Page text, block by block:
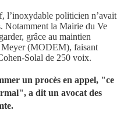
l’inoxydable politicien n’avait
Notamment la Mairie du Ve
grâce au maintien
(MODEM), faisant
Solal de 250 voix.
un procès en appel, "ce
a dit un avocat des